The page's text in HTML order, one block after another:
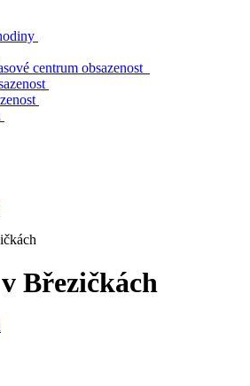
centrum obsazenost
Březičkách